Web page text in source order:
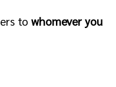
to whomever you